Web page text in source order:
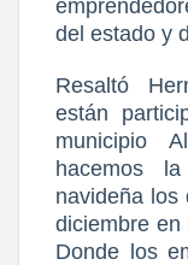
del estado y
Resaltó
están
municipio
hacemos
navideña los
diciembre en
Donde los